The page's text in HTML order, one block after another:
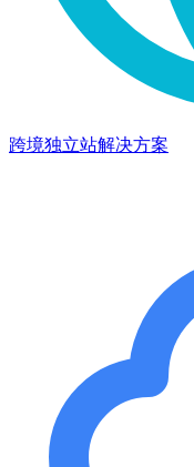
跨境独立站解决方案